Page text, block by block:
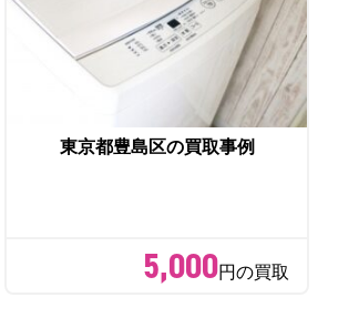
東京都豊島区の買取事例
5,000円の買取